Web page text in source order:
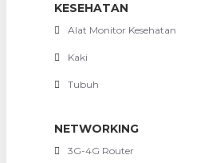
KESEHATAN
Alat Monitor Kesehatan
Kaki
Tubuh
NETWORKING
3G-4G Router